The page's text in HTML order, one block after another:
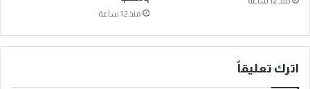
منذ 12 ساعة
اترك تعليقاً